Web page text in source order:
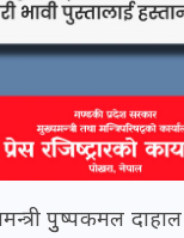
पुुष्पकमल